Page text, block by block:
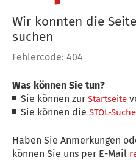
Wir konnten die
suchen
Fehlercode: 404
Was können Sie tun?
Sie können zurStartseite
Sie können dieSTOL-Suche
Haben Sie Anmerkungen
können Sie uns per E-Mail